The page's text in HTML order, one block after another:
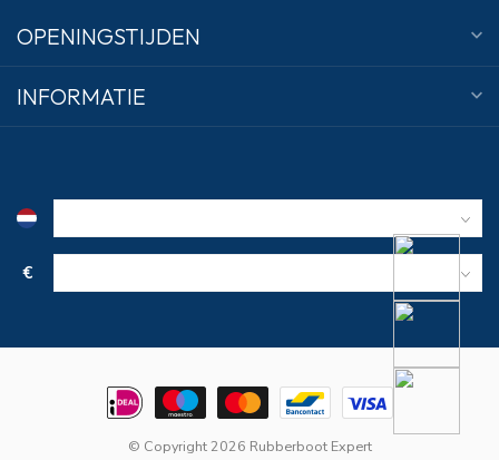
OPENINGSTIJDEN
INFORMATIE
€
© Copyright 2026 Rubberboot Expert